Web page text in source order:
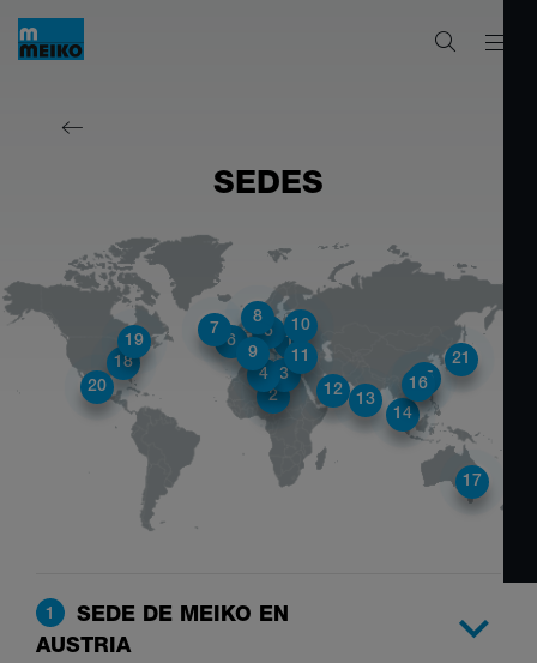
SEDES
1
2
3
4
5
6
7
8
9
10
11
12
13
14
15
16
17
18
19
20
21
1
SEDE DE MEIKO EN
AUSTRIA